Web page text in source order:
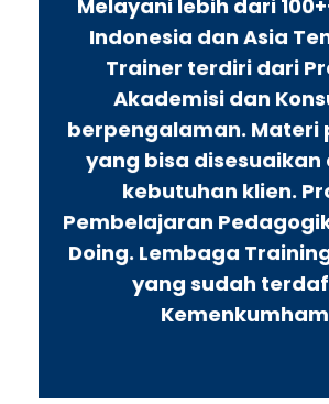
Melayani lebih dari
Indonesia dan Asia
Trainer terdiri dari
Akademisi dan
berpengalaman. Materi
yang bisa disesuaikan
kebutuhan klien.
Pembelajaran
Doing. Lembaga
yang sudah
Kemenkumham